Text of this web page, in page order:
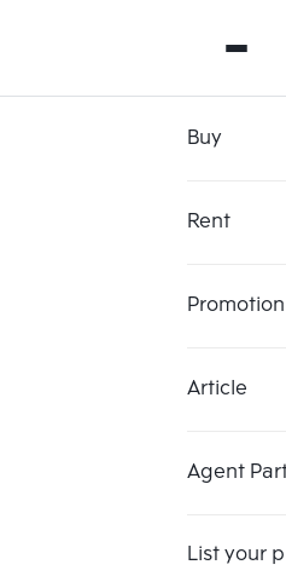
Buy
Rent
Promotion
Article
Agent
List your